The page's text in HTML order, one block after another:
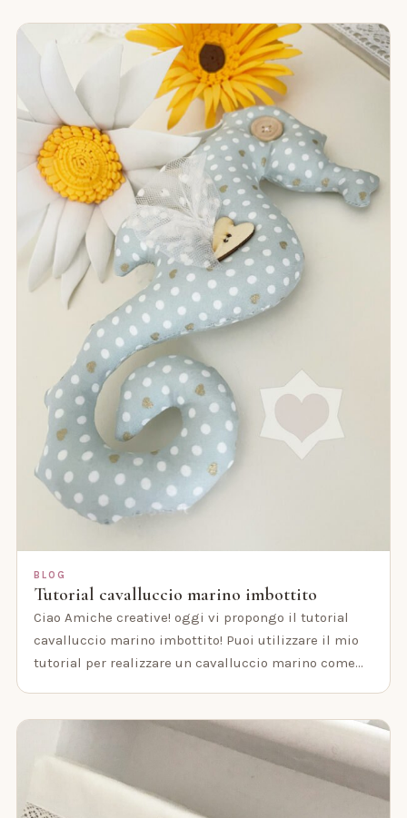
BLOG
Tutorial cavalluccio marino imbottito
Ciao Amiche creative! oggi vi propongo il tutorial
cavalluccio marino imbottito! Puoi utilizzare il mio
tutorial per realizzare un cavalluccio marino come…